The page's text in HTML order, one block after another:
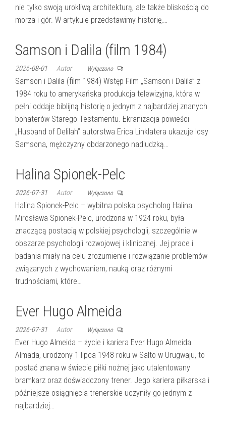
nie tylko swoją urokliwą architekturą, ale także bliskością do
morza i gór. W artykule przedstawimy historię,…
Samson i Dalila (film 1984)
2026-08-01 Autor Wyłączono
Samson i Dalila (film 1984) Wstęp Film „Samson i Dalila” z
1984 roku to amerykańska produkcja telewizyjna, która w
pełni oddaje biblijną historię o jednym z najbardziej znanych
bohaterów Starego Testamentu. Ekranizacja powieści
„Husband of Delilah” autorstwa Erica Linklatera ukazuje losy
Samsona, mężczyzny obdarzonego nadludzką…
Halina Spionek-Pelc
2026-07-31 Autor Wyłączono
Halina Spionek-Pelc – wybitna polska psycholog Halina
Mirosława Spionek-Pelc, urodzona w 1924 roku, była
znaczącą postacią w polskiej psychologii, szczególnie w
obszarze psychologii rozwojowej i klinicznej. Jej prace i
badania miały na celu zrozumienie i rozwiązanie problemów
związanych z wychowaniem, nauką oraz różnymi
trudnościami, które…
Ever Hugo Almeida
2026-07-31 Autor Wyłączono
Ever Hugo Almeida – życie i kariera Ever Hugo Almeida
Almada, urodzony 1 lipca 1948 roku w Salto w Urugwaju, to
postać znana w świecie piłki nożnej jako utalentowany
bramkarz oraz doświadczony trener. Jego kariera piłkarska i
późniejsze osiągnięcia trenerskie uczyniły go jednym z
najbardziej…